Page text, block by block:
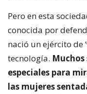
Pero en esta
conocida por
nació un ejército de
tecnología. Muchos
especiales para
las mujeres